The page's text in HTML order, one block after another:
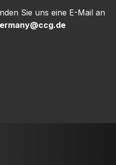
Sie uns eine E-Mail an